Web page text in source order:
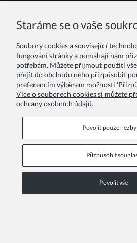
Zobrazit plnou verzi
Sklep internetowy
Staráme se o vaše
Soubory cookies a související
fungování stránky a pomáhají nám
potřebám. Můžete přijmout použití
přejít do obchodu nebo přizpůsobit
preferencím výběrem možnosti
Více o souborech cookies si můžete
ochrany osobních údajů.
Povolit pouze
Přizpůsobit
Povolit vše